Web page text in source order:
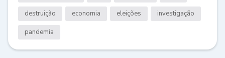
destruição economia eleições investigação
pandemia